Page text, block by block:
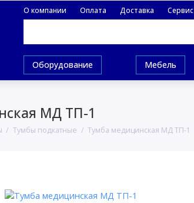
О компании Оплата Доставка Сервис
Оборудование Мебель
МД ТП-1
Тумбы подкатные Тумба медицинская МД ТП-1